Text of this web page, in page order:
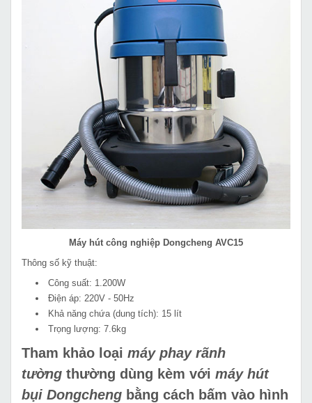
Máy hút công nghiệp Dongcheng AVC15
Thông số kỹ thuật:
Công suất: 1.200W
Điện áp: 220V - 50Hz
Khả năng chứa (dung tích): 15 lít
Trọng lượng: 7.6kg
Tham khảo loại máy phay rãnh
tường thường dùng kèm với máy hút
bụi Dongcheng bằng cách bấm vào hình